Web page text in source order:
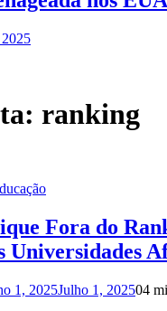
ranking
Fora do
Universidades
1, 2025Julho 1, 202504